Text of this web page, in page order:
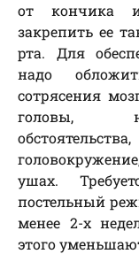
от кончика
закрепить ее
рта. Для
надо
сотрясения
головы,
ушах.
постельный
менее 2-х
этого